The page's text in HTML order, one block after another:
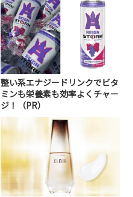
整い系エナジードリンクでビタ
ミンも栄養素も効率よくチャー
ジ！（PR）